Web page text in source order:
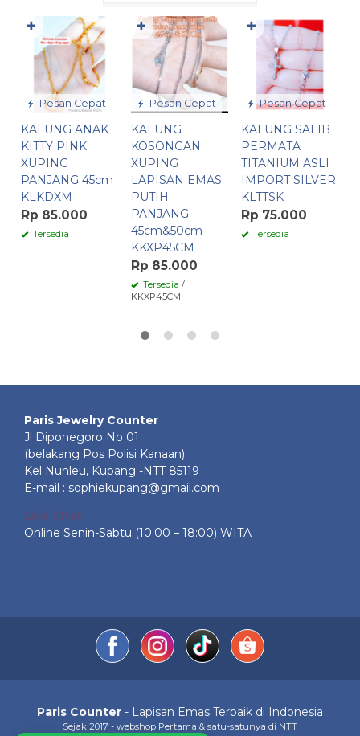
Pesan Cepat
KALUNG ANAK
KITTY PINK
XUPING
PANJANG 45cm
KLKDXM
Rp 85.000
Tersedia
✚
Pesan Cepat
KALUNG
KOSONGAN
XUPING
LAPISAN EMAS
PUTIH
PANJANG
45cm&50cm
KKXP45CM
Rp 85.000
Tersedia /
KKXP45CM
✚
Pesan Cepat
KALUNG SALIB
PERMATA
TITANIUM ASLI
IMPORT SILVER
KLTTSK
Rp 75.000
Tersedia
✚
Paris Jewelry Counter
Jl Diponegoro No 01
(belakang Pos Polisi Kanaan)
Kel Nunleu, Kupang -NTT 85119
E-mail : sophiekupang@gmail.com
Live Chat
Online Senin-Sabtu (10.00 – 18:00) WITA
Paris Counter - Lapisan Emas Terbaik di Indonesia
Sejak 2017 - webshop Pertama & satu-satunya di NTT